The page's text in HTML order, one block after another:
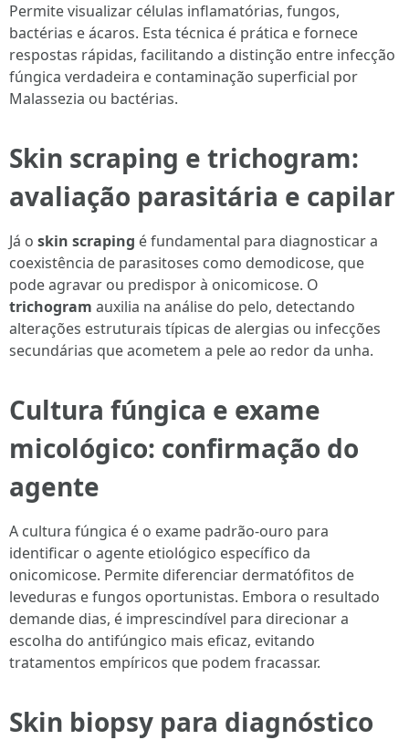
Permite visualizar células inflamatórias, fungos,
bactérias e ácaros. Esta técnica é prática e fornece
respostas rápidas, facilitando a distinção entre infecção
fúngica verdadeira e contaminação superficial por
Malassezia ou bactérias.
Skin scraping e trichogram:
avaliação parasitária e capilar
Já o skin scraping é fundamental para diagnosticar a
coexistência de parasitoses como demodicose, que
pode agravar ou predispor à onicomicose. O
trichogram auxilia na análise do pelo, detectando
alterações estruturais típicas de alergias ou infecções
secundárias que acometem a pele ao redor da unha.
Cultura fúngica e exame
micológico: confirmação do
agente
A cultura fúngica é o exame padrão-ouro para
identificar o agente etiológico específico da
onicomicose. Permite diferenciar dermatófitos de
leveduras e fungos oportunistas. Embora o resultado
demande dias, é imprescindível para direcionar a
escolha do antifúngico mais eficaz, evitando
tratamentos empíricos que podem fracassar.
Skin biopsy para diagnóstico